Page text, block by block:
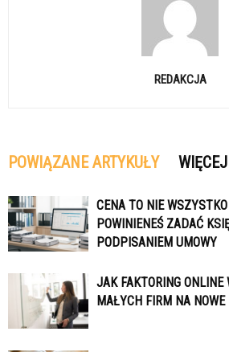
REDAKCJA
POWIĄZANE ARTYKUŁY
CENA TO NIE
POWINIENEŚ ZADAĆ
PODPISANIEM UMOWY
JAK FAKTORING
MAŁYCH FIRM NA NOWE